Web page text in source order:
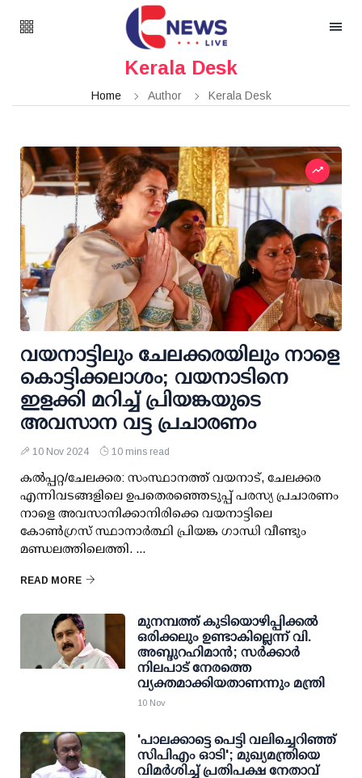
Kerala Desk
Home Author Kerala Desk
വയനാട്ടിലും ചേലക്കരയിലും നാളെ
കൊട്ടിക്കലാശം; വയനാടിനെ
ഇളക്കി മറിച്ച് പ്രിയങ്കയുടെ
അവസാന വട്ട പ്രചാരണം
10 Nov 2024 10 mins read
കല്‍പ്പറ്റ/ചേലക്കര: സംസ്ഥാനത്ത് വയനാട്, ചേലക്കര
എന്നിവടങ്ങളിലെ ഉപതെരഞ്ഞെടുപ്പ് പരസ്യ പ്രചാരണം
നാളെ അവസാനിക്കാനിരിക്കെ വയനാട്ടിലെ
കോണ്‍ഗ്രസ് സ്ഥാനാര്‍ത്ഥി പ്രിയങ്ക ഗാന്ധി വീണ്ടും
മണ്ഡലത്തിലെത്തി. ...
READ MORE
മുനമ്പത്ത് കുടിയൊഴിപ്പിക്കല്‍
ഒരിക്കലും ഉണ്ടാകില്ലെന്ന് വി.
അബ്ദുറഹിമാന്‍; സര്‍ക്കാര്‍
നിലപാട് നേരത്തെ
വ്യക്തമാക്കിയതാണന്നും മന്ത്രി
10 Nov
'പാലക്കാട്ടെ പെട്ടി വലിച്ചെറിഞ്ഞ്
സിപിഎം ഓടി'; മുഖ്യമന്ത്രിയെ
വിമര്‍ശിച്ച് പ്രതിപക്ഷ നേതാവ്